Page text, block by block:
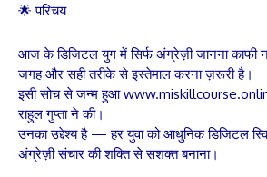
🌟 परिचय
आज के डिजिटल युग में सिर्फ अंग्रेज़ी जानना काफी
जगह और सही तरीके से इस्तेमाल करना ज़रूरी है।
इसी सोच से जन्म हुआ
राहुल गुप्ता ने की।
उनका उद्देश्य है — हर युवा को आधुनिक डिजिटल
अंग्रेज़ी संचार की शक्ति से सशक्त बनाना।